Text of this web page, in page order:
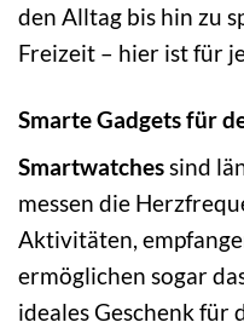
den Alltag bis hin zu
Freizeit – hier ist für
Smarte Gadgets für
Smartwatchessind
messen die
Aktivitäten,
ermöglichen sogar
ideales Geschenk für